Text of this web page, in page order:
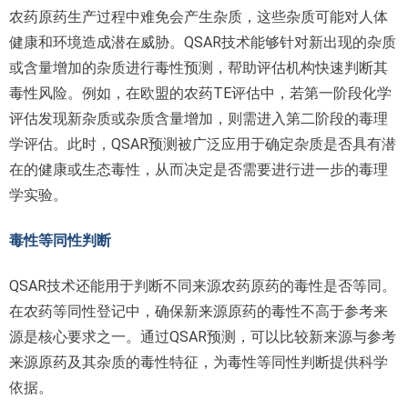
农药原药生产过程中难免会产生杂质，这些杂质可能对人体
健康和环境造成潜在威胁。QSAR技术能够针对新出现的杂质
或含量增加的杂质进行毒性预测，帮助评估机构快速判断其
毒性风险。例如，在欧盟的农药TE评估中，若第一阶段化学
评估发现新杂质或杂质含量增加，则需进入第二阶段的毒理
学评估。此时，QSAR预测被广泛应用于确定杂质是否具有潜
在的健康或生态毒性，从而决定是否需要进行进一步的毒理
学实验。
毒性等同性判断
QSAR技术还能用于判断不同来源农药原药的毒性是否等同。
在农药等同性登记中，确保新来源原药的毒性不高于参考来
源是核心要求之一。通过QSAR预测，可以比较新来源与参考
来源原药及其杂质的毒性特征，为毒性等同性判断提供科学
依据。